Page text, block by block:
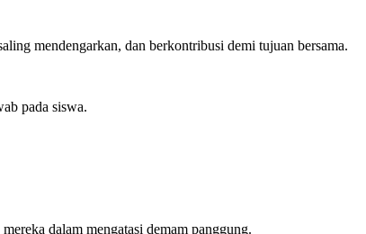
mendengarkan, dan berkontribusi demi tujuan bersama.
pada siswa.
dalam mengatasi demam panggung.